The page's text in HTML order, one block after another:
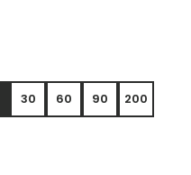
30 60 90 200